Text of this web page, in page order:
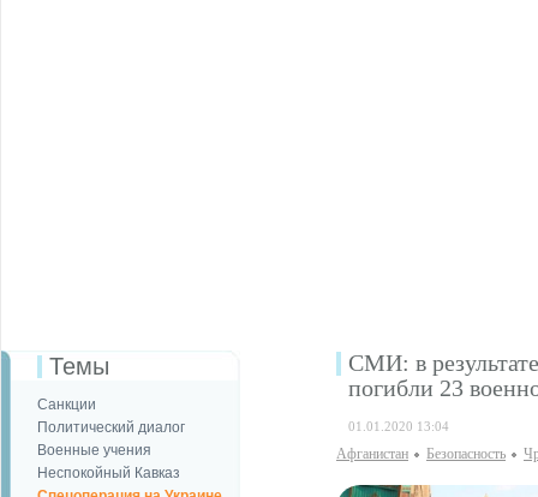
Темы
Санкции
Политический диалог
Военные учения
Неспокойный Кавказ
СМИ: в
погибли 23
01.01.2020 13:04
Афганистан Безопаcность